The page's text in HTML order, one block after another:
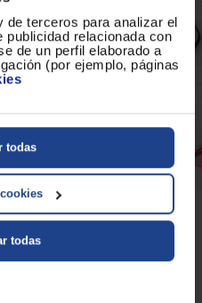
terceros para analizar el
relacionada con
de un perfil elaborado a
(por ejemplo, páginas
todas
todas
recetas nuevas en casa y